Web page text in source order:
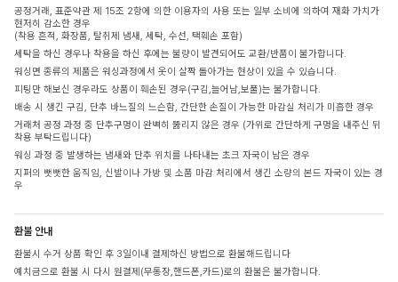
공정거래, 표준약관 제 15조 2항에 의한 이용자의 사용 또는 일부 소비에 의하여 재화 가치가
현저히 감소한 경우
(착용 흔적, 화장품, 탈취제 냄새, 세탁, 수선, 택훼손 포함)
세탁을 하신 경우나 착용을 하신 후에는 불량이 발견되어도 교환/반품이 불가합니다.
워싱면 종류의 제품은 워싱과정에서 옷이 살짝 돌아가는 현상이 있을 수 있습니다.
피팅만 해보신 경우라도 상품이 훼손된 경우(구김,늘어남,보풀)는 불가합니다.
배송 시 생긴 구김, 단추 바느질의 느슨함, 간단한 손질이 가능한 마감실 처리가 미흡한 경우
거래처 공정 과정 중 단추구멍이 완벽히 뚫리지 않은 경우 (가위로 간단하게 구멍을 내주신 뒤
착용 부탁드립니다)
워싱 과정 중 발생하는 냄새와 단추 위치를 나타내는 초크 자국이 남은 경우
지퍼의 뻣뻣한 움직임, 신발이나 가방 및 소품 마감 처리에서 생긴 소량의 본드 자국이 있는 경
우
환불 안내
환불시 수거 상품 확인 후 3일이내 결제하신 방법으로 환불해드립니다
예치금으로 환불 시 다시 원결제(무통장,핸드폰,카드)로의 환불은 불가합니다.